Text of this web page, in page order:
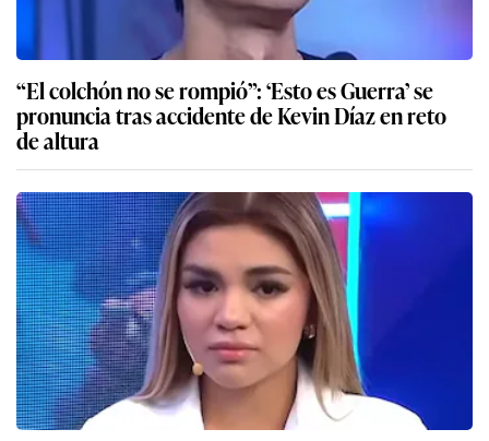
“El colchón no se rompió”: ‘Esto es Guerra’ se
pronuncia tras accidente de Kevin Díaz en reto
de altura